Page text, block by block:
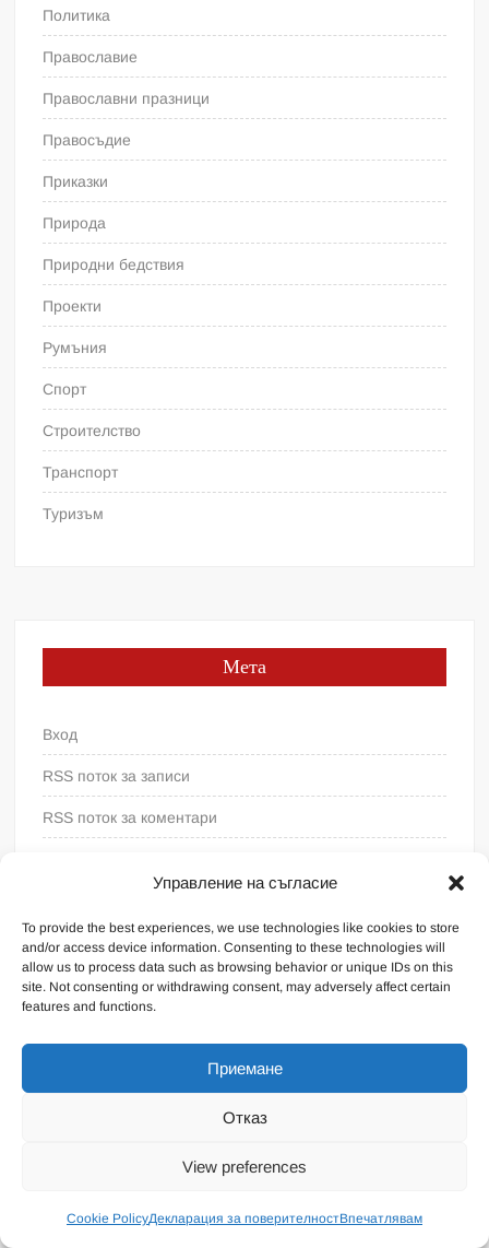
Управление на съгласие
To provide the best experiences, we use technologies like cookies to store
and/or access device information. Consenting to these technologies will
allow us to process data such as browsing behavior or unique IDs on this
site. Not consenting or withdrawing consent, may adversely affect certain
features and functions.
Приемане
Отказ
View preferences
Cookie PolicyДекларация за поверителностВпечатлявам
Политика
Православие
Православни празници
Правосъдие
Приказки
Природа
Природни бедствия
Проекти
Румъния
Спорт
Строителство
Транспорт
Туризъм
Мета
Вход
RSS поток за записи
RSS поток за коментари
Proudly powered by WordPress |Theme: FreeNews
Общи условия